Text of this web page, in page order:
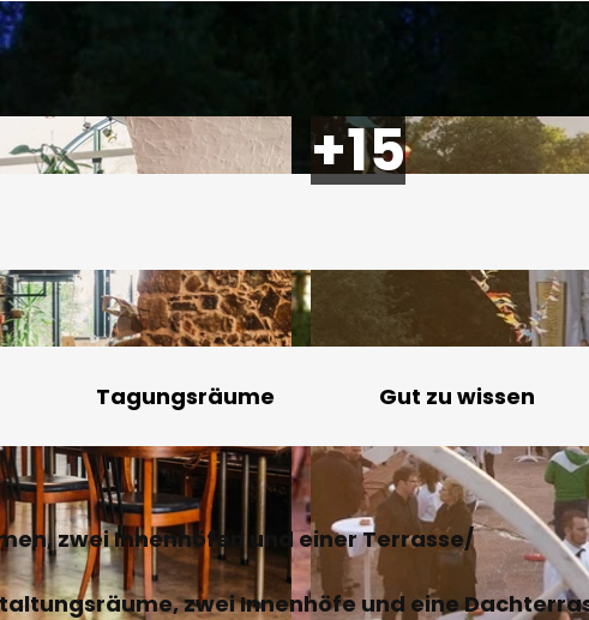
Tagungsräume Gut zu wissen
zwei Innenhöfen und einer Terrasse/
zwei Innenhöfe und eine